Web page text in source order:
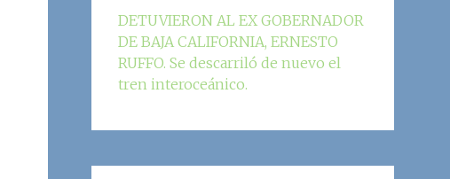
DETUVIERON AL EX GOBERNADOR
DE BAJA CALIFORNIA, ERNESTO
RUFFO. Se descarriló de nuevo el
tren interoceánico.